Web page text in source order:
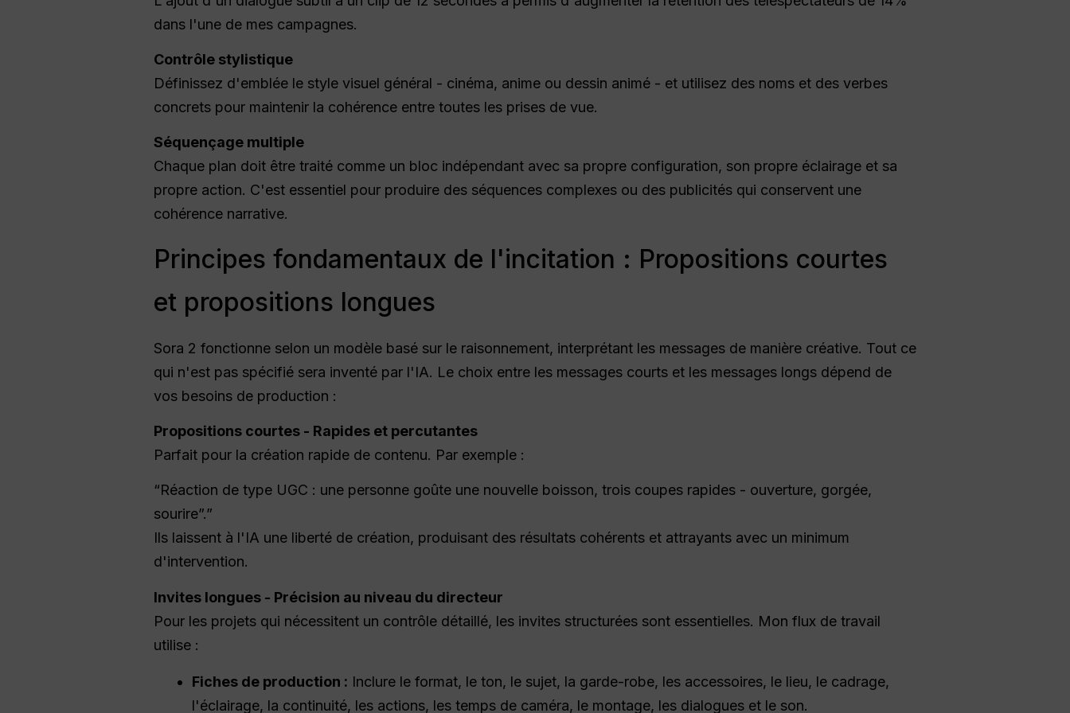
dans l'une de mes campagnes.
Contrôle stylistique
Définissez d'emblée le style visuel général - cinéma, anime ou dessin animé - et utilisez des noms et des verbes
concrets pour maintenir la cohérence entre toutes les prises de vue.
Séquençage multiple
Chaque plan doit être traité comme un bloc indépendant avec sa propre configuration, son propre éclairage et sa
propre action. C'est essentiel pour produire des séquences complexes ou des publicités qui conservent une
cohérence narrative.
Principes fondamentaux de l'incitation : Propositions courtes
et propositions longues
Sora 2 fonctionne selon un modèle basé sur le raisonnement, interprétant les messages de manière créative. Tout ce
qui n'est pas spécifié sera inventé par l'IA. Le choix entre les messages courts et les messages longs dépend de
vos besoins de production :
Propositions courtes - Rapides et percutantes
Parfait pour la création rapide de contenu. Par exemple :
“Réaction de type UGC : une personne goûte une nouvelle boisson, trois coupes rapides - ouverture, gorgée,
sourire”.”
Ils laissent à l'IA une liberté de création, produisant des résultats cohérents et attrayants avec un minimum
d'intervention.
Invites longues - Précision au niveau du directeur
Pour les projets qui nécessitent un contrôle détaillé, les invites structurées sont essentielles. Mon flux de travail
utilise :
Fiches de production : Inclure le format, le ton, le sujet, la garde-robe, les accessoires, le lieu, le cadrage,
l'éclairage, la continuité, les actions, les temps de caméra, le montage, les dialogues et le son.